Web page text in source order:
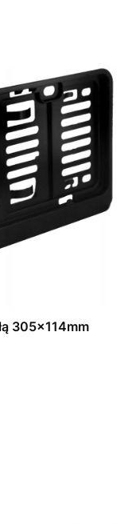
305x114mm